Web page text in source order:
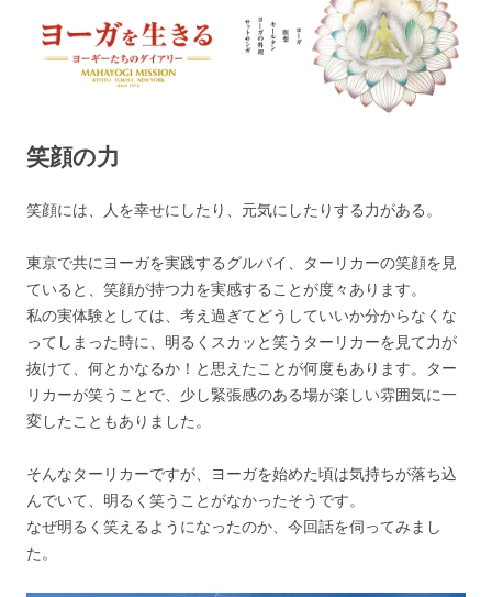
ヨーガを生きる — MAHAYOGI
MISSION ブログ
笑顔の力
笑顔には、人を幸せにしたり、元気にしたりする力がある。
東京で共にヨーガを実践するグルバイ、ターリカーの笑顔を見
ていると、笑顔が持つ力を実感することが度々あります。
私の実体験としては、考え過ぎてどうしていいか分からなくな
ってしまった時に、明るくスカッと笑うターリカーを見て力が
抜けて、何とかなるか！と思えたことが何度もあります。ター
リカーが笑うことで、少し緊張感のある場が楽しい雰囲気に一
変したこともありました。
そんなターリカーですが、ヨーガを始めた頃は気持ちが落ち込
んでいて、明るく笑うことがなかったそうです。
なぜ明るく笑えるようになったのか、今回話を伺ってみまし
た。